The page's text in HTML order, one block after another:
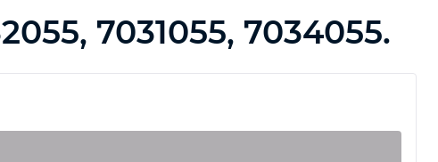
7031055, 7034055.